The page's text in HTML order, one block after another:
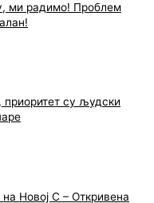
ми радимо! Проблем
приоритет су људски
Новој С – Откривена